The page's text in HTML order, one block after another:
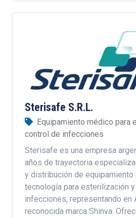
Sterisafe S.R.L.
Equipamiento médico para
control de infecciones
Sterisafe es una empresa
años de trayectoria
y distribución de equipamiento
tecnología para esterilización
infecciones, representando en
reconocida marca Shinva.